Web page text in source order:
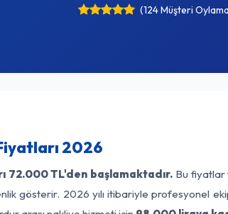
(124 Müşteri
2026
72.000 TL'den başlamaktadır. Bu fiyatlar
gösterir. 2026 yılı itibariyle profesyonel